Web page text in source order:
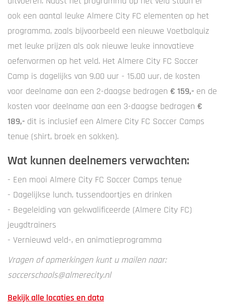
ook een aantal leuke Almere City FC elementen op het
programma, zoals bijvoorbeeld een nieuwe Voetbalquiz
met leuke prijzen als ook nieuwe leuke innovatieve
oefenvormen op het veld. Het Almere City FC Soccer
Camp is dagelijks van 9.00 uur - 15.00 uur, de kosten
voor deelname aan een 2-daagse bedragen € 159,- en de
kosten voor deelname aan een 3-daagse bedragen €
189,- dit is inclusief een Almere City FC Soccer Camps
tenue (shirt, broek en sokken).
Wat kunnen deelnemers verwachten:
- Een mooi Almere City FC Soccer Camps tenue
- Dagelijkse lunch, tussendoortjes en drinken
- Begeleiding van gekwalificeerde (Almere City FC)
jeugdtrainers
- Vernieuwd veld-, en animatieprogramma
Vragen of opmerkingen kunt u mailen naar:
soccerschools@almerecity.nl
Bekijk alle locaties en data